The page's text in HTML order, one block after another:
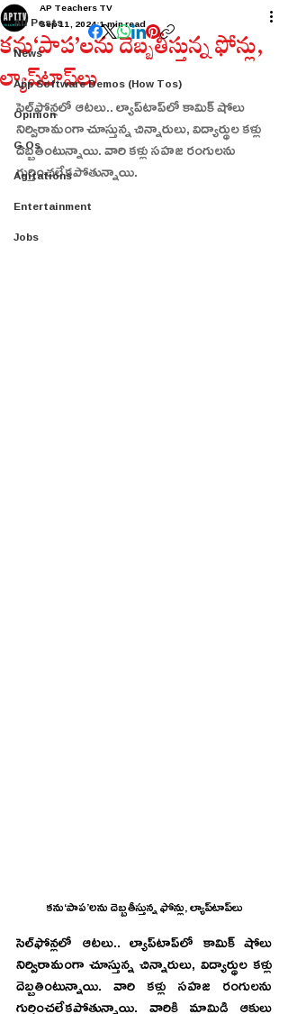
All Posts
News
App Software Demos (How Tos)
Opinion
G.Os
Agitations
Entertainment
Jobs
కను‘పాప’లను దెబ్బతీస్తున్న ఫోన్లు,
ల్యాప్‌టాప్‌లు
AP Teachers TV
Sep 11, 2024 1 min read
సెల్‌ఫోన్లలో ఆటలు.. ల్యాప్‌టాప్‌లో కామిక్‌ షోలు
నిర్విరామంగా చూస్తున్న చిన్నారులు, విద్యార్థుల కళ్లు
దెబ్బతింటున్నాయి. వారి కళ్లు సహజ రంగులను
గుర్తించలేకపోతున్నాయి.
కను‘పాప’లను దెబ్బతీస్తున్న ఫోన్లు, ల్యాప్‌టాప్‌లు
సెల్‌ఫోన్లలో ఆటలు.. ల్యాప్‌టాప్‌లో కామిక్‌ షోలు
నిర్విరామంగా చూస్తున్న చిన్నారులు, విద్యార్థుల కళ్లు
దెబ్బతింటున్నాయి. వారి కళ్లు సహజ రంగులను